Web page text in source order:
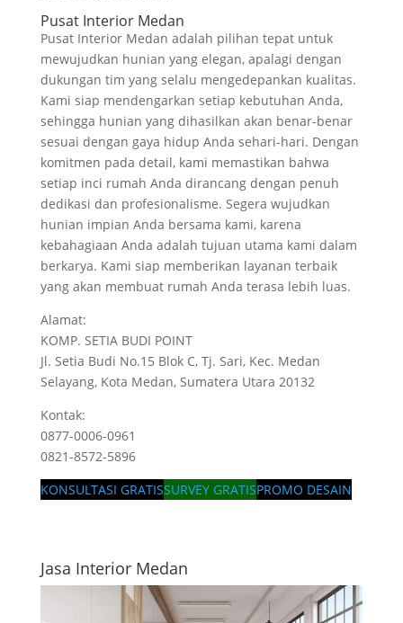
Pusat Interior Medan
Pusat Interior Medan adalah pilihan tepat untuk
mewujudkan hunian yang elegan, apalagi dengan
dukungan tim yang selalu mengedepankan kualitas.
Kami siap mendengarkan setiap kebutuhan Anda,
sehingga hunian yang dihasilkan akan benar-benar
sesuai dengan gaya hidup Anda sehari-hari. Dengan
komitmen pada detail, kami memastikan bahwa
setiap inci rumah Anda dirancang dengan penuh
dedikasi dan profesionalisme. Segera wujudkan
hunian impian Anda bersama kami, karena
kebahagiaan Anda adalah tujuan utama kami dalam
berkarya. Kami siap memberikan layanan terbaik
yang akan membuat rumah Anda terasa lebih luas.
Alamat:
KOMP. SETIA BUDI POINT
Jl. Setia Budi No.15 Blok C, Tj. Sari, Kec. Medan
Selayang, Kota Medan, Sumatera Utara 20132
Kontak:
0877-0006-0961
0821-8572-5896
KONSULTASI GRATISSURVEY GRATISPROMO DESAIN
Jasa Interior Medan